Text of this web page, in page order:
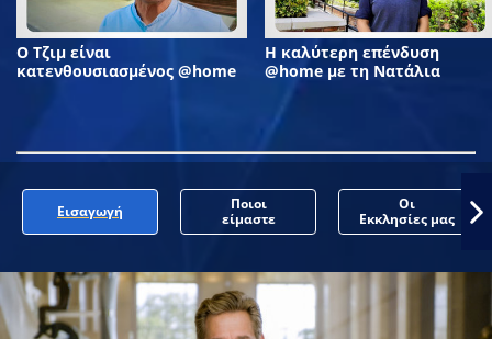
Ο Τζιμ είναι
κατενθουσιασμένος @home
Η καλύτερη επένδυση
@home με τη Νατάλια
Εισαγωγή
Ποιοι
είμαστε
Οι
Εκκλησίες μας